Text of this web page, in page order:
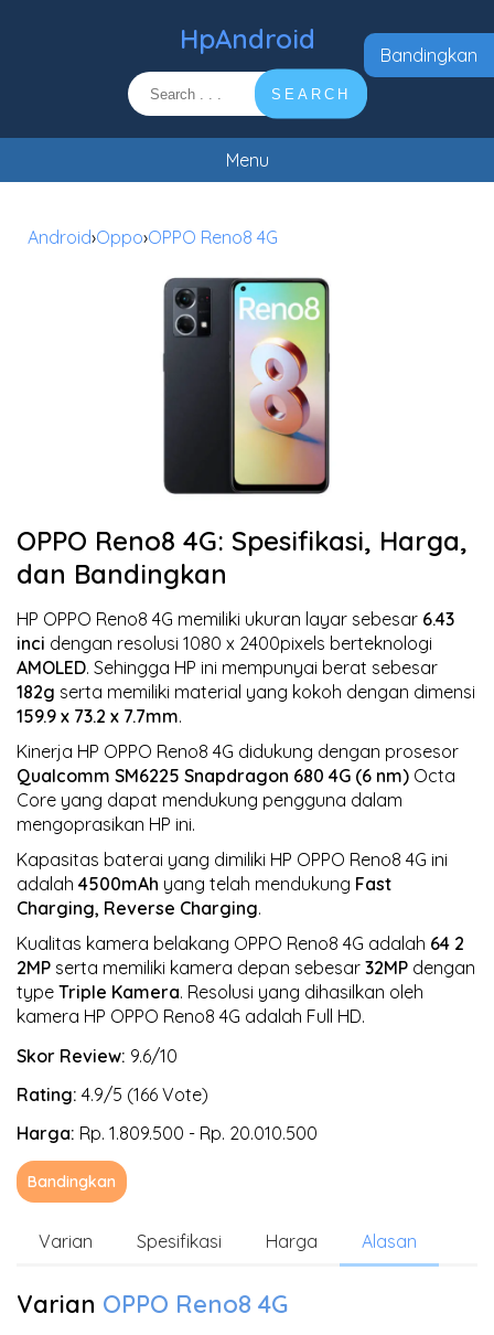
HpAndroid
SEARCH
Menu
Android›Oppo›OPPO Reno8 4G
OPPO Reno8 4G: Spesifikasi, Harga,
dan Bandingkan
HP OPPO Reno8 4G memiliki ukuran layar sebesar 6.43
inci dengan resolusi 1080 x 2400pixels berteknologi
AMOLED. Sehingga HP ini mempunyai berat sebesar
182g serta memiliki material yang kokoh dengan dimensi
159.9 x 73.2 x 7.7mm.
Kinerja HP OPPO Reno8 4G didukung dengan prosesor
Qualcomm SM6225 Snapdragon 680 4G (6 nm) Octa
Core yang dapat mendukung pengguna dalam
mengoprasikan HP ini.
Kapasitas baterai yang dimiliki HP OPPO Reno8 4G ini
adalah 4500mAh yang telah mendukung Fast
Charging, Reverse Charging.
Kualitas kamera belakang OPPO Reno8 4G adalah 64 2
2MP serta memiliki kamera depan sebesar 32MP dengan
type Triple Kamera. Resolusi yang dihasilkan oleh
kamera HP OPPO Reno8 4G adalah Full HD.
Skor Review: 9.6/10
Rating: 4.9/5 (166 Vote)
Harga: Rp. 1.809.500 - Rp. 20.010.500
Bandingkan
Varian Spesifikasi Harga Alasan
Varian OPPO Reno8 4G
Bandingkan